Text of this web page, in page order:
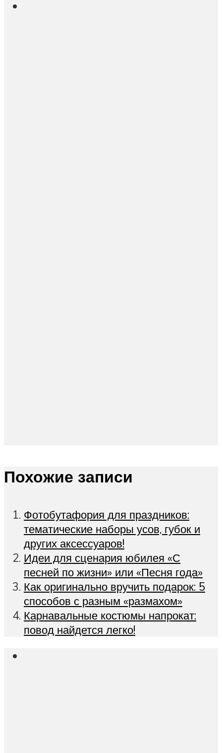
Похожие записи
Фотобутафория для праздников:
тематические наборы усов, губок и
других аксессуаров!
Идеи для сценария юбилея «С
песней по жизни» или «Песня года»
Как оригинально вручить подарок: 5
способов с разным «размахом»
Карнавальные костюмы напрокат:
повод найдется легко!